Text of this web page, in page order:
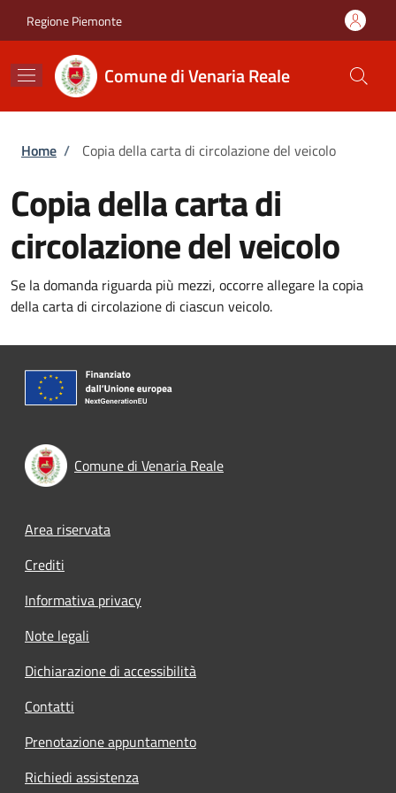
Regione Piemonte
Comune di Venaria Reale
Briciole di pane
Home / Copia della carta di circolazione del veicolo
Copia della carta di
circolazione del veicolo
Se la domanda riguarda più mezzi, occorre allegare la copia
della carta di circolazione di ciascun veicolo.
Comune di Venaria Reale
Footer menu
Area riservata
Crediti
Informativa privacy
Note legali
Dichiarazione di accessibilità
Contatti
Prenotazione appuntamento
Richiedi assistenza